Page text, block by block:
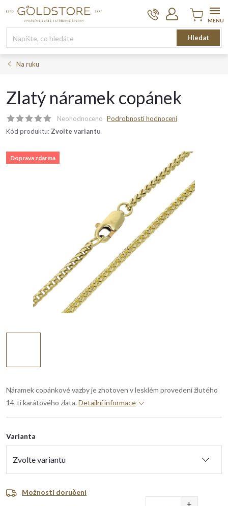
Hledat
Nákupní
košík
Na ruku
Zlatý náramek copánek
Neohodnoceno Podrobnosti hodnocení
Kód produktu: Zvolte variantu
Doprava zdarma
Náramek copánkové vazby je zhotoven v lesklém provedení žlutého
14-ti karátového zlata. Detailní informace
Varianta
Možnosti doručení